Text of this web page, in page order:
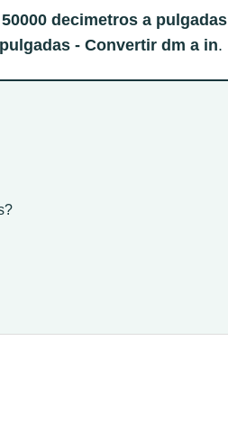
decimetros a pulgadas
- Convertir dm a in.